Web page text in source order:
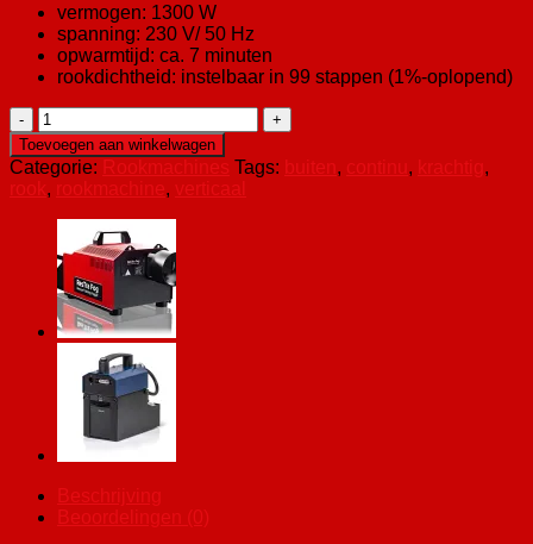
vermogen: 1300 W
spanning: 230 V/ 50 Hz
opwarmtijd: ca. 7 minuten
rookdichtheid: instelbaar in 99 stappen (1%-oplopend)
Rookmachine
"V-
Serie"
1300
watt
aantal
Toevoegen aan winkelwagen
Categorie: Rookmachines Tags: buiten, continu , krachtig,
rook, rookmachine, verticaal
Beschrijving
Beoordelingen (0)